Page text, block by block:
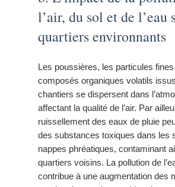
l’air, du sol et de l’eau
quartiers environnants
Les poussières, les particules
composés organiques volatils
chantiers se dispersent dans
affectant la qualité de l’air. Par
ruissellement des eaux de pluie
des substances toxiques dans les
nappes phréatiques, contaminant
quartiers voisins. La pollution de
contribue à une augmentation des